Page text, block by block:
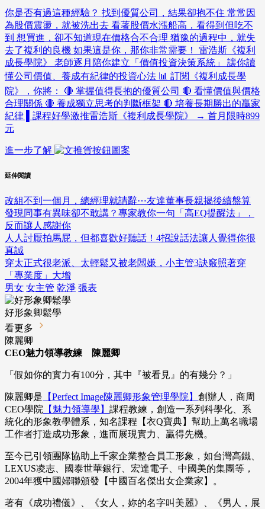
你是否有過這種經驗？ 找到優質公司，結果卻抱不住 常常因
為股價震盪，就被洗出去 看著股價水漲船高，看得到但吃不
到 想買進，卻不知道現在價格合不合理 猶豫的過程中，就失
去了複利的良機 如果這是你，那你非常需要！ 雷浩斯《複利
成長學院》 老師逐月陪你建立「價值投資決策系統」 讓你讀
懂公司價值、養成有紀律的投資心法 📊 訂閱《複利成長學
院》，你將： 🔴 掌握值得長抱的優質公司 🔴 看懂價值與價格
合理關係 🔴 養成獨立思考的判斷框架 🔴 培養長期勝出的贏家
紀律 ▌課程好學激推雷浩斯《複利成長學院》 → 首月限時899
元
進一步了解
延伸閱讀
改組不到一個月，總經理就請辭⋯友達董事長親揭後續盤算
發現同事有異味卻不敢講？專家教你一句「高EQ提醒法」，
反而讓人感謝你
人人討厭拍馬屁，但都喜歡好聽話！4招說話法讓人覺得你很
真誠
穿太正式很老派、太輕鬆又被老闆嫌，小主管3訣竅照著穿
「專業度」大增
男女 女主管 乾淨 張表
好形象卿鬆學
看更多
陳麗卿
CEO魅力領導教練 陳麗卿
「假如你的實力有100分，其中『被看見』的有幾分？」
陳麗卿是 【Perfect Image陳麗卿形象管理學院】 創辦人，商周
CEO學院 【魅力領導學】 課程教練，創造一系列科學化、系
統化的形象教學體系，知名課程【衣Q寶典】幫助上萬名職場
工作者打造成功形象，進而展現實力、贏得先機。
至今已引領團隊協助上千家企業整合員工形象，如台灣高鐵、
LEXUS凌志、國泰世華銀行、宏達電子、中國美的集團等，
2004年獲中國婦聯頒發【中國百名傑出女企業家】。
著有《成功禮儀》、《女人，妳的名字叫美麗》、《男人，展